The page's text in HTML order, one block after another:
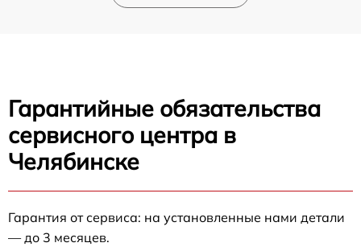
Гарантийные обязательства
сервисного центра в
Челябинске
Гарантия от сервиса: на установленные нами детали
— до 3 месяцев.